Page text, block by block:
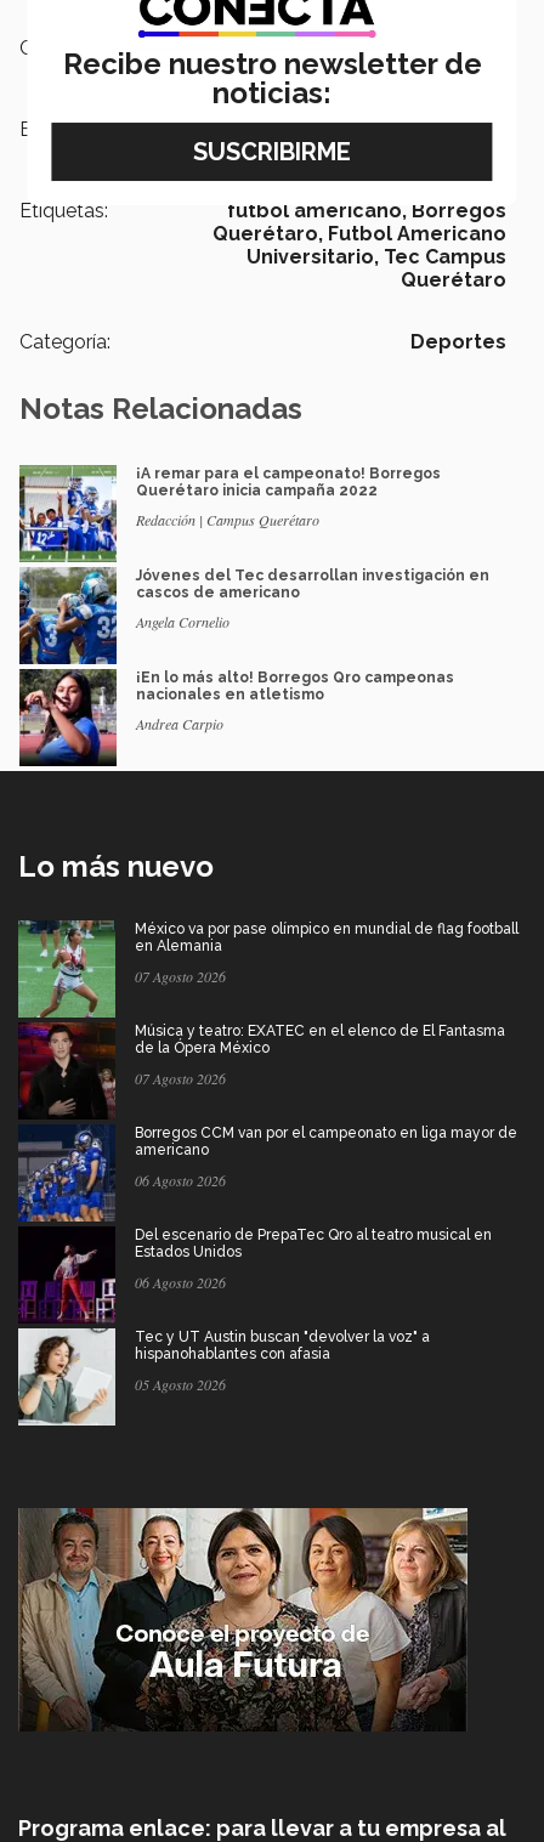
Campus: Querétaro
Escuelas: PrepaTec
Etiquetas: futbol americano, Borregos
Querétaro, Futbol Americano
Universitario, Tec Campus
Querétaro
Categoría: Deportes
Notas Relacionadas
¡A remar para el campeonato! Borregos
Querétaro inicia campaña 2022
Redacción | Campus Querétaro
Jóvenes del Tec desarrollan investigación en
cascos de americano
Angela Cornelio
¡En lo más alto! Borregos Qro campeonas
nacionales en atletismo
Andrea Carpio
Lo más nuevo
México va por pase olímpico en mundial de flag football
en Alemania
07 Agosto 2026
Música y teatro: EXATEC en el elenco de El Fantasma
de la Ópera México
07 Agosto 2026
Borregos CCM van por el campeonato en liga mayor de
americano
06 Agosto 2026
Del escenario de PrepaTec Qro al teatro musical en
Estados Unidos
06 Agosto 2026
Tec y UT Austin buscan "devolver la voz" a
hispanohablantes con afasia
05 Agosto 2026
Programa enlace: para llevar a tu empresa al
Recibe nuestro newsletter de
noticias: